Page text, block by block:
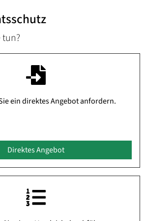
ein direktes Angebot anfordern.
Direktes Angebot